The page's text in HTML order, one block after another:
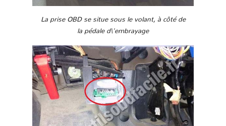
La prise OBD se situe sous le volant, à côté de
la pédale d\'embrayage